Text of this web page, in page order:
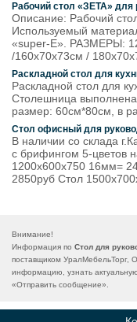
Рабочий стол «ЗЕТА» для
Описание: Рабочий
Используемый
«super-E». РАЗМЕРЫ:
/160х70х73см /
Раскладной стол для
Раскладной стол для
Столешница
размер: 60см*80см, в
Стол офисный для
В наличии со склада
с брифингом 5-цветов
1200х600х750 16мм=
2850руб Стол
Внимание!
Информация по Стол для
поставщиком УралМебельТорг,
информацию, узнать
«Отправить сообщение».